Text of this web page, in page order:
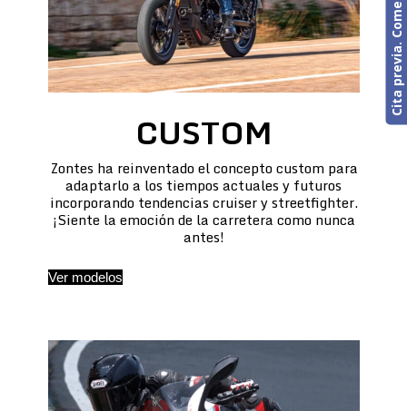
CUSTOM
Zontes ha reinventado el concepto custom para
adaptarlo a los tiempos actuales y futuros
incorporando tendencias cruiser y streetfighter.
¡Siente la emoción de la carretera como nunca
antes!
Ver modelos